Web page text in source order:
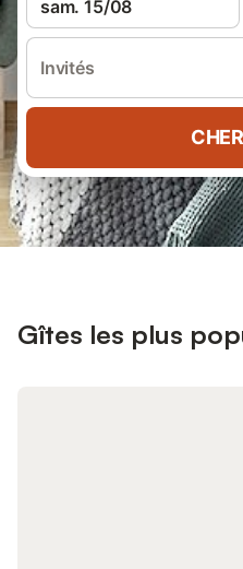
sam. 15/08
Invités
Gîtes les plus